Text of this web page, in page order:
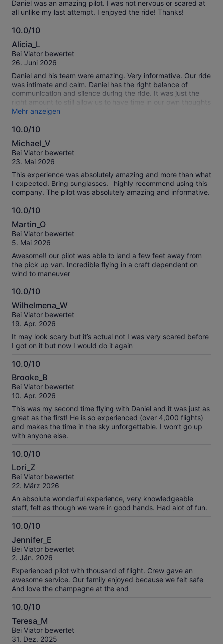
Daniel was an amazing pilot. I was not nervous or scared at
all unlike my last attempt. I enjoyed the ride! Thanks!
10.0/10
10.0
von
10
Alicia_L
Bei Viator bewertet
26. Juni 2026
Daniel and his team were amazing. Very informative. Our ride
was intimate and calm. Daniel has the right balance of
communication and silence during the ride. It was just the
right amount to still allow us to have time in our own thoughts
or with our fellow riders but always available to answer any
questions thoroughly but without too much info. Smooth
landing. Theresa was very informative and personable.
especially for your first flight. You can tell Daniel is
experienced both in flight and running his business. 10/10
Operation
Mehr anzeigen
10.0/10
10.0
von
10
Michael_V
Bei Viator bewertet
23. Mai 2026
This experience was absolutely amazing and more than what
I expected. Bring sunglasses. I highly recommend using this
company. The pilot was absolutely amazing and informative.
10.0/10
10.0
von
10
Martin_O
Bei Viator bewertet
5. Mai 2026
Awesome!! our pilot was able to land a few feet away from
the pick up van. Incredible flying in a craft dependent on
wind to maneuver
10.0/10
10.0
von
10
Wilhelmena_W
Bei Viator bewertet
19. Apr. 2026
It may look scary but it’s actual not I was very scared before
I got on it but now I would do it again
10.0/10
10.0
von
10
Brooke_B
Bei Viator bewertet
10. Apr. 2026
This was my second time flying with Daniel and it was just as
great as the first! He is so experienced (over 4,000 flights)
and makes the time in the sky unforgettable. I won’t go up
with anyone else.
10.0/10
10.0
von
10
Lori_Z
Bei Viator bewertet
22. März 2026
An absolute wonderful experience, very knowledgeable
staff, felt as though we were in good hands. Had alot of fun.
10.0/10
10.0
von
10
Jennifer_E
Bei Viator bewertet
2. Jän. 2026
Experienced pilot with thousand of flight. Crew gave an
awesome service. Our family enjoyed because we felt safe
And love the champagne at the end
10.0/10
10.0
von
10
Teresa_M
Bei Viator bewertet
31. Dez. 2025